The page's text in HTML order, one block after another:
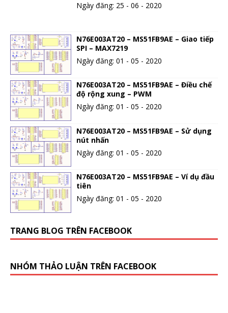
Ngày đăng: 25 - 06 - 2020
N76E003AT20 – MS51FB9AE – Giao tiếp
SPI – MAX7219
Ngày đăng: 01 - 05 - 2020
N76E003AT20 – MS51FB9AE – Điều chế
độ rộng xung – PWM
Ngày đăng: 01 - 05 - 2020
N76E003AT20 – MS51FB9AE – Sử dụng
nút nhấn
Ngày đăng: 01 - 05 - 2020
N76E003AT20 – MS51FB9AE – Ví dụ đầu
tiên
Ngày đăng: 01 - 05 - 2020
TRANG BLOG TRÊN FACEBOOK
NHÓM THẢO LUẬN TRÊN FACEBOOK